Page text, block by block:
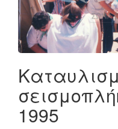
1995